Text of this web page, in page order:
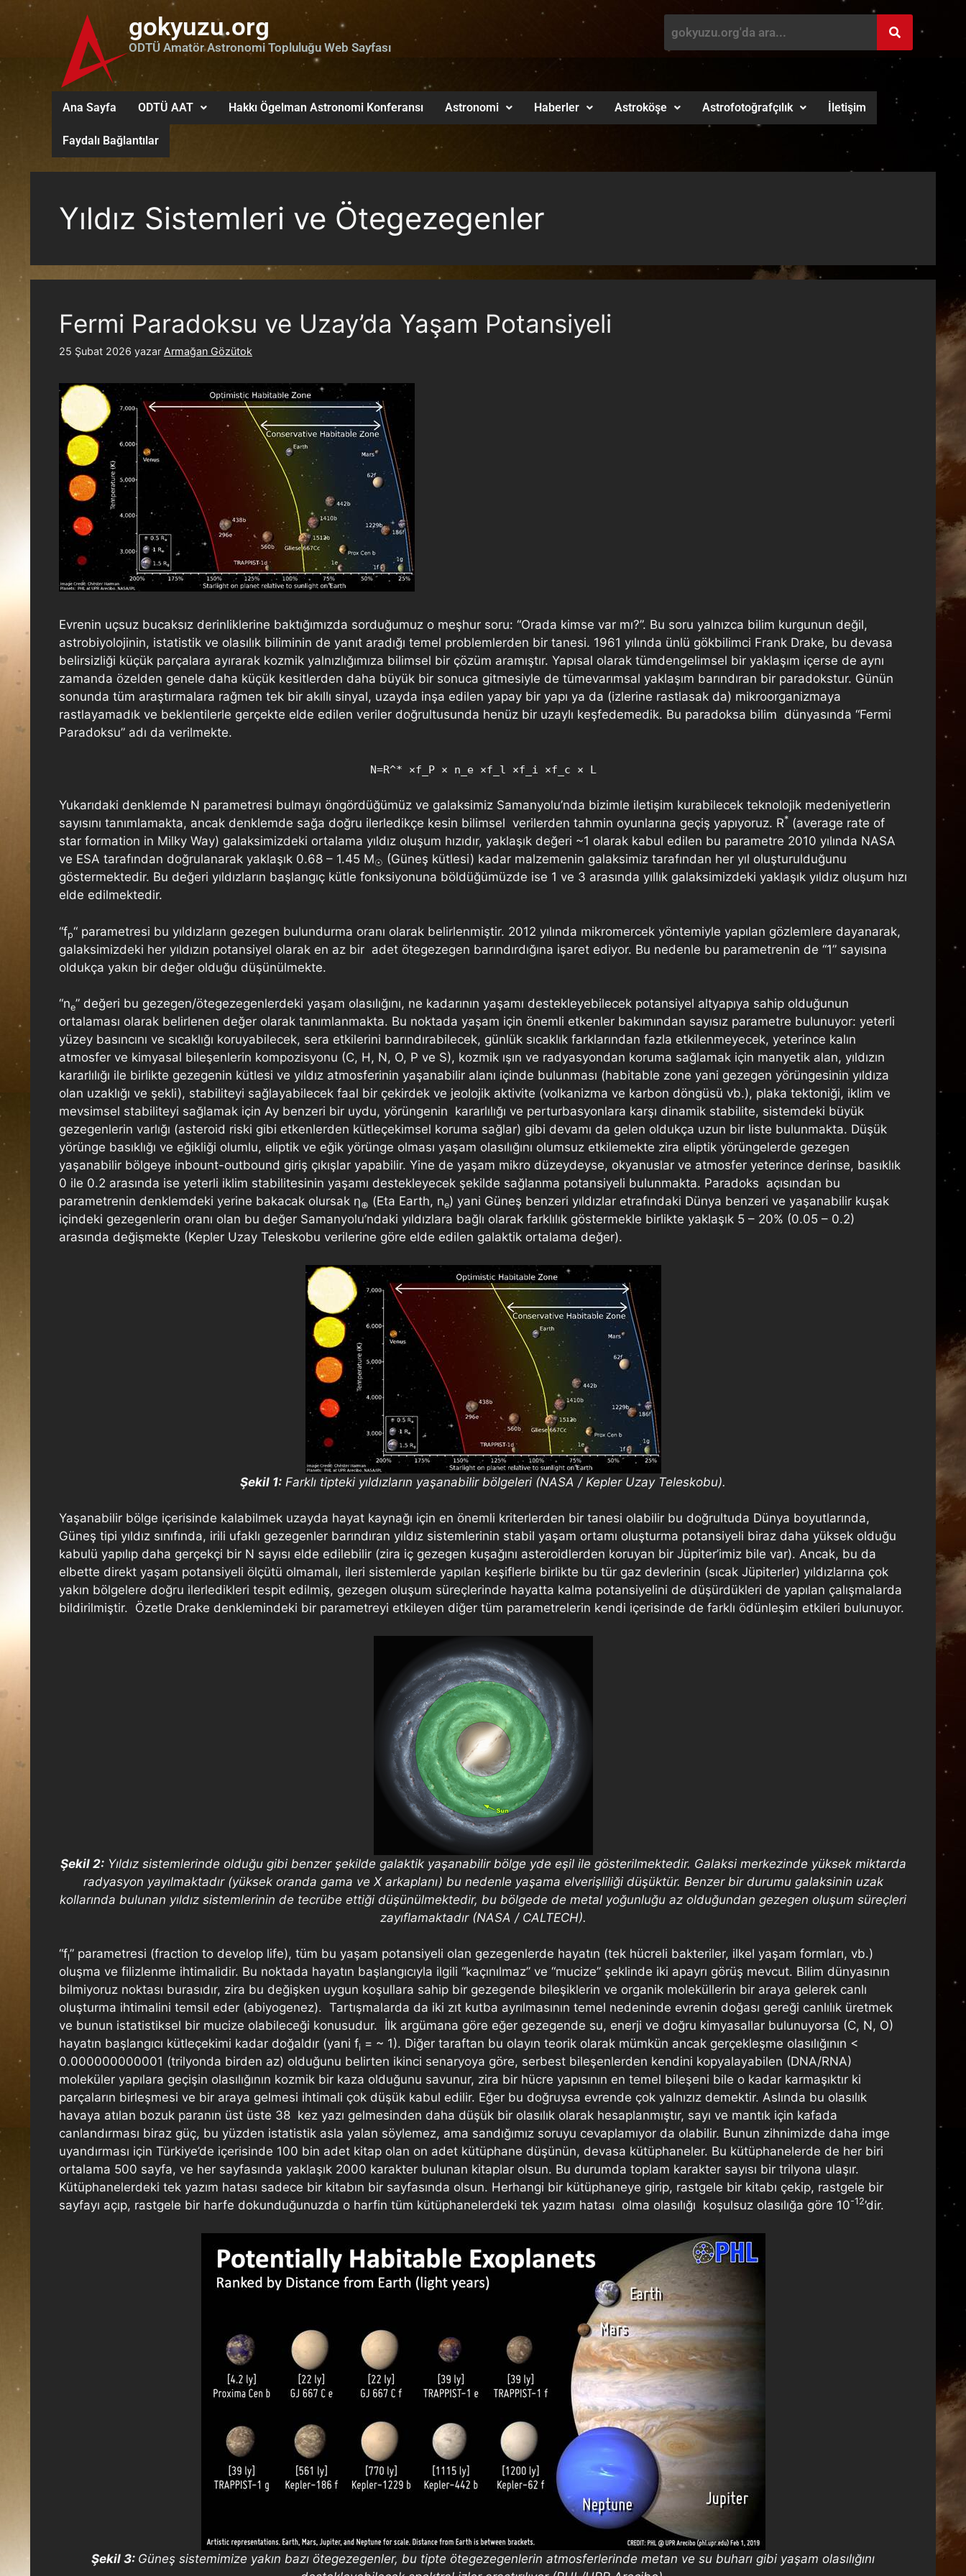
gokyuzu.org
ODTÜ Amatör Astronomi Topluluğu Web Sayfası
Ana Sayfa ODTÜ AAT Hakkı Ögelman Astronomi Konferansı Astronomi Haberler Astroköşe Astrofotoğrafçılık İletişim
Faydalı Bağlantılar
Yıldız Sistemleri ve Ötegezegenler
Fermi Paradoksu ve Uzay’da Yaşam Potansiyeli
25 Şubat 2026 yazar Armağan Gözütok
Evrenin uçsuz bucaksız derinliklerine baktığımızda sorduğumuz o meşhur soru: “Orada kimse var mı?”. Bu soru yalnızca bilim kurgunun değil,
astrobiyolojinin, istatistik ve olasılık biliminin de yanıt aradığı temel problemlerden bir tanesi. 1961 yılında ünlü gökbilimci Frank Drake, bu devasa
belirsizliği küçük parçalara ayırarak kozmik yalnızlığımıza bilimsel bir çözüm aramıştır. Yapısal olarak tümdengelimsel bir yaklaşım içerse de aynı
zamanda özelden genele daha küçük kesitlerden daha büyük bir sonuca gitmesiyle de tümevarımsal yaklaşım barındıran bir paradokstur. Günün
sonunda tüm araştırmalara rağmen tek bir akıllı sinyal, uzayda inşa edilen yapay bir yapı ya da (izlerine rastlasak da) mikroorganizmaya
rastlayamadık ve beklentilerle gerçekte elde edilen veriler doğrultusunda henüz bir uzaylı keşfedemedik. Bu paradoksa bilim dünyasında “Fermi
Paradoksu” adı da verilmekte.
N=R^* ×f_P × n_e ×f_l ×f_i ×f_c × L
Yukarıdaki denklemde N parametresi bulmayı öngördüğümüz ve galaksimiz Samanyolu’nda bizimle iletişim kurabilecek teknolojik medeniyetlerin
sayısını tanımlamakta, ancak denklemde sağa doğru ilerledikçe kesin bilimsel verilerden tahmin oyunlarına geçiş yapıyoruz. R* (average rate of
star formation in Milky Way) galaksimizdeki ortalama yıldız oluşum hızıdır, yaklaşık değeri ~1 olarak kabul edilen bu parametre 2010 yılında NASA
ve ESA tarafından doğrulanarak yaklaşık 0.68 – 1.45 M☉ (Güneş kütlesi) kadar malzemenin galaksimiz tarafından her yıl oluşturulduğunu
göstermektedir. Bu değeri yıldızların başlangıç kütle fonksiyonuna böldüğümüzde ise 1 ve 3 arasında yıllık galaksimizdeki yaklaşık yıldız oluşum hızı
elde edilmektedir.
“fp“ parametresi bu yıldızların gezegen bulundurma oranı olarak belirlenmiştir. 2012 yılında mikromercek yöntemiyle yapılan gözlemlere dayanarak,
galaksimizdeki her yıldızın potansiyel olarak en az bir adet ötegezegen barındırdığına işaret ediyor. Bu nedenle bu parametrenin de “1” sayısına
oldukça yakın bir değer olduğu düşünülmekte.
“ne” değeri bu gezegen/ötegezegenlerdeki yaşam olasılığını, ne kadarının yaşamı destekleyebilecek potansiyel altyapıya sahip olduğunun
ortalaması olarak belirlenen değer olarak tanımlanmakta. Bu noktada yaşam için önemli etkenler bakımından sayısız parametre bulunuyor: yeterli
yüzey basıncını ve sıcaklığı koruyabilecek, sera etkilerini barındırabilecek, günlük sıcaklık farklarından fazla etkilenmeyecek, yeterince kalın
atmosfer ve kimyasal bileşenlerin kompozisyonu (C, H, N, O, P ve S), kozmik ışın ve radyasyondan koruma sağlamak için manyetik alan, yıldızın
kararlılığı ile birlikte gezegenin kütlesi ve yıldız atmosferinin yaşanabilir alanı içinde bulunması (habitable zone yani gezegen yörüngesinin yıldıza
olan uzaklığı ve şekli), stabiliteyi sağlayabilecek faal bir çekirdek ve jeolojik aktivite (volkanizma ve karbon döngüsü vb.), plaka tektoniği, iklim ve
mevsimsel stabiliteyi sağlamak için Ay benzeri bir uydu, yörüngenin kararlılığı ve perturbasyonlara karşı dinamik stabilite, sistemdeki büyük
gezegenlerin varlığı (asteroid riski gibi etkenlerden kütleçekimsel koruma sağlar) gibi devamı da gelen oldukça uzun bir liste bulunmakta. Düşük
yörünge basıklığı ve eğikliği olumlu, eliptik ve eğik yörünge olması yaşam olasılığını olumsuz etkilemekte zira eliptik yörüngelerde gezegen
yaşanabilir bölgeye inbount-outbound giriş çıkışlar yapabilir. Yine de yaşam mikro düzeydeyse, okyanuslar ve atmosfer yeterince derinse, basıklık
0 ile 0.2 arasında ise yeterli iklim stabilitesinin yaşamı destekleyecek şekilde sağlanma potansiyeli bulunmakta. Paradoks açısından bu
parametrenin denklemdeki yerine bakacak olursak η⊕ (Eta Earth, ne) yani Güneş benzeri yıldızlar etrafındaki Dünya benzeri ve yaşanabilir kuşak
içindeki gezegenlerin oranı olan bu değer Samanyolu’ndaki yıldızlara bağlı olarak farklılık göstermekle birlikte yaklaşık 5 – 20% (0.05 – 0.2)
arasında değişmekte (Kepler Uzay Teleskobu verilerine göre elde edilen galaktik ortalama değer).
Şekil 1: Farklı tipteki yıldızların yaşanabilir bölgeleri (NASA / Kepler Uzay Teleskobu).
Yaşanabilir bölge içerisinde kalabilmek uzayda hayat kaynağı için en önemli kriterlerden bir tanesi olabilir bu doğrultuda Dünya boyutlarında,
Güneş tipi yıldız sınıfında, irili ufaklı gezegenler barındıran yıldız sistemlerinin stabil yaşam ortamı oluşturma potansiyeli biraz daha yüksek olduğu
kabulü yapılıp daha gerçekçi bir N sayısı elde edilebilir (zira iç gezegen kuşağını asteroidlerden koruyan bir Jüpiter’imiz bile var). Ancak, bu da
elbette direkt yaşam potansiyeli ölçütü olmamalı, ileri sistemlerde yapılan keşiflerle birlikte bu tür gaz devlerinin (sıcak Jüpiterler) yıldızlarına çok
yakın bölgelere doğru ilerledikleri tespit edilmiş, gezegen oluşum süreçlerinde hayatta kalma potansiyelini de düşürdükleri de yapılan çalışmalarda
bildirilmiştir. Özetle Drake denklemindeki bir parametreyi etkileyen diğer tüm parametrelerin kendi içerisinde de farklı ödünleşim etkileri bulunuyor.
Şekil 2:Yıldız sistemlerinde olduğu gibi benzer şekilde galaktik yaşanabilir bölge yde eşil ile gösterilmektedir. Galaksi merkezinde yüksek miktarda
radyasyon yayılmaktadır (yüksek oranda gama ve X arkaplanı) bu nedenle yaşama elverişliliği düşüktür. Benzer bir durumu galaksinin uzak
kollarında bulunan yıldız sistemlerinin de tecrübe ettiği düşünülmektedir, bu bölgede de metal yoğunluğu az olduğundan gezegen oluşum süreçleri
zayıflamaktadır (NASA / CALTECH).
“fl” parametresi (fraction to develop life), tüm bu yaşam potansiyeli olan gezegenlerde hayatın (tek hücreli bakteriler, ilkel yaşam formları, vb.)
oluşma ve filizlenme ihtimalidir. Bu noktada hayatın başlangıcıyla ilgili “kaçınılmaz” ve “mucize” şeklinde iki apayrı görüş mevcut. Bilim dünyasının
bilmiyoruz noktası burasıdır, zira bu değişken uygun koşullara sahip bir gezegende bileşiklerin ve organik moleküllerin bir araya gelerek canlı
oluşturma ihtimalini temsil eder (abiyogenez). Tartışmalarda da iki zıt kutba ayrılmasının temel nedeninde evrenin doğası gereği canlılık üretmek
ve bunun istatistiksel bir mucize olabileceği konusudur. İlk argümana göre eğer gezegende su, enerji ve doğru kimyasallar bulunuyorsa (C, N, O)
hayatın başlangıcı kütleçekimi kadar doğaldır (yani fi = ~ 1). Diğer taraftan bu olayın teorik olarak mümkün ancak gerçekleşme olasılığının <
0.000000000001 (trilyonda birden az) olduğunu belirten ikinci senaryoya göre, serbest bileşenlerden kendini kopyalayabilen (DNA/RNA)
moleküler yapılara geçişin olasılığının kozmik bir kaza olduğunu savunur, zira bir hücre yapısının en temel bileşeni bile o kadar karmaşıktır ki
parçaların birleşmesi ve bir araya gelmesi ihtimali çok düşük kabul edilir. Eğer bu doğruysa evrende çok yalnızız demektir. Aslında bu olasılık
havaya atılan bozuk paranın üst üste 38 kez yazı gelmesinden daha düşük bir olasılık olarak hesaplanmıştır, sayı ve mantık için kafada
canlandırması biraz güç, bu yüzden istatistik asla yalan söylemez, ama sandığımız soruyu cevaplamıyor da olabilir. Bunun zihnimizde daha imge
uyandırması için Türkiye’de içerisinde 100 bin adet kitap olan on adet kütüphane düşünün, devasa kütüphaneler. Bu kütüphanelerde de her biri
ortalama 500 sayfa, ve her sayfasında yaklaşık 2000 karakter bulunan kitaplar olsun. Bu durumda toplam karakter sayısı bir trilyona ulaşır.
Kütüphanelerdeki tek yazım hatası sadece bir kitabın bir sayfasında olsun. Herhangi bir kütüphaneye girip, rastgele bir kitabı çekip, rastgele bir
sayfayı açıp, rastgele bir harfe dokunduğunuzda o harfin tüm kütüphanelerdeki tek yazım hatası olma olasılığı koşulsuz olasılığa göre 10-12’dir.
Şekil 3: Güneş sistemimize yakın bazı ötegezegenler, bu tipte ötegezegenlerin atmosferlerinde metan ve su buharı gibi yaşam olasılığını